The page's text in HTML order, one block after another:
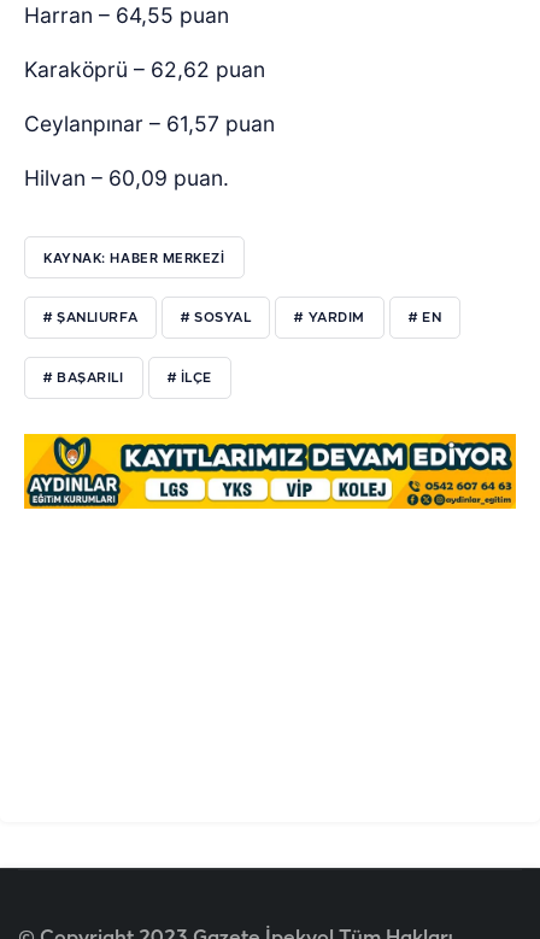
Harran – 64,55 puan
Karaköprü – 62,62 puan
Ceylanpınar – 61,57 puan
Hilvan – 60,09 puan.
KAYNAK: HABER MERKEZİ
# ŞANLIURFA # SOSYAL # YARDIM # EN
# BAŞARILI # İLÇE